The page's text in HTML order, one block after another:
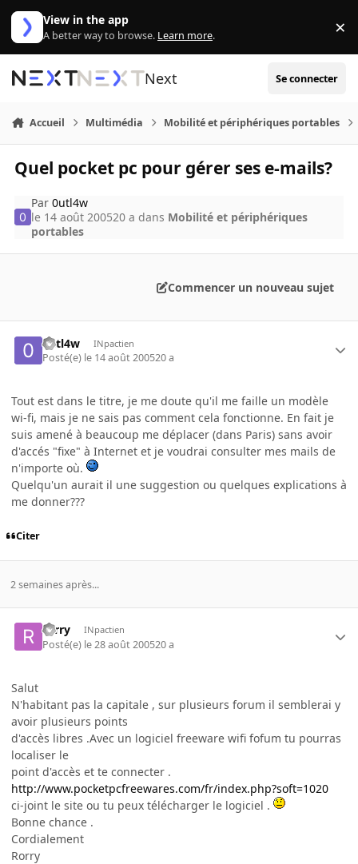
Aller au contenu
View in the app
A better way to browse. Learn more. ×
Next Se connecter
Accueil Multimédia Mobilité et périphériques portables
Quel pocket pc pour gérer ses e-mails?
Par0utl4w
le 14 août 200520 a dans Mobilité et périphériques
portables
Commencer un nouveau sujet
0utl4w INpactien
Posté(e) le 14 août 200520 a
Tout est dans le titre, je me doute qu'il me faille un modèle
wi-fi, mais je ne sais pas comment cela fonctionne. En fait je
suis amené à beaucoup me déplacer (dans Paris) sans avoir
d'accés "fixe" à Internet et je voudrai consulter mes mails de
n'importe où.
Quelqu'un aurait il une suggestion ou quelques explications à
me donner???
Citer
2 semaines après...
rorry INpactien
Posté(e) le 28 août 200520 a
Salut
N'habitant pas la capitale , sur plusieurs forum il semblerai y
avoir plusieurs points
d'accès libres .Avec un logiciel freeware wifi fofum tu pourras
localiser le
point d'accès et te connecter .
http://www.pocketpcfreewares.com/fr/index.php?soft=1020
ci-joint le site ou tu peux télécharger le logiciel .
Bonne chance .
Cordialement
Rorry